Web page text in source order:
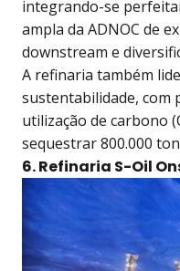
integrando-se
ampla da ADNOC de
downstream e
A refinaria também
sustentabilidade, com
utilização de carbono
sequestrar 800.000
6. Refinaria S-Oil